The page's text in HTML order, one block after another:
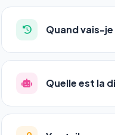
Absolument pas.
auto-entrepreneurs,
l'adresse de votre
Quand vais-
La plupart de nos
progression
votre tableau de bord.
Quelle est la
LeSEO(Search
GEO(Generative